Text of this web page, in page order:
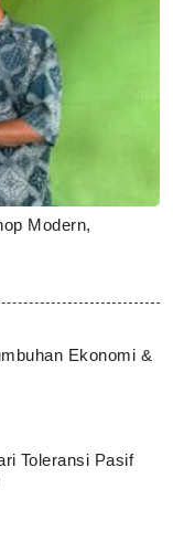
Modern,
Ekonomi &
Toleransi Pasif